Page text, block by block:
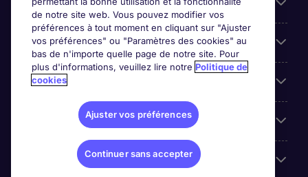
Candidats
Entreprises
Contact
Les avis Google
Nos offres d'emploi
de notre site web. Vous pouvez modifier vos
préférences à tout moment en cliquant sur "Ajuster
vos préférences" ou "Paramètres des cookies" au
bas de n'importe quelle page de notre site. Pour
plus d'informations, veuillez lire notre Politique de
cookies
Ajuster vos préférences
Continuer sans accepter